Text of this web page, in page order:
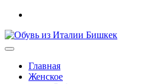
Главная
Женское